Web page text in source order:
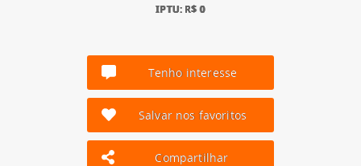
IPTU: R$ 0
Tenho interesse
Salvar nos favoritos
Compartilhar